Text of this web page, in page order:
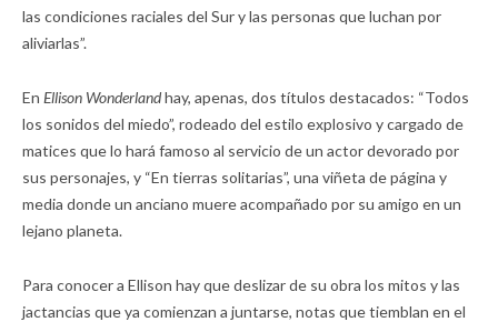
las condiciones raciales del Sur y las personas que luchan por
aliviarlas”.
En Ellison Wonderlandhay, apenas, dos títulos destacados: “Todos
los sonidos del miedo”, rodeado del estilo explosivo y cargado de
matices que lo hará famoso al servicio de un actor devorado por
sus personajes, y “En tierras solitarias”, una viñeta de página y
media donde un anciano muere acompañado por su amigo en un
lejano planeta.
Para conocer a Ellison hay que deslizar de su obra los mitos y las
jactancias que ya comienzan a juntarse, notas que tiemblan en el